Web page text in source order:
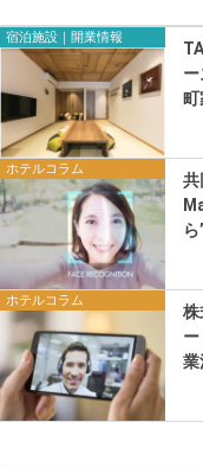
宿泊施設｜開業情報
町
ホテルコラム
共
ホテルコラム
株
業